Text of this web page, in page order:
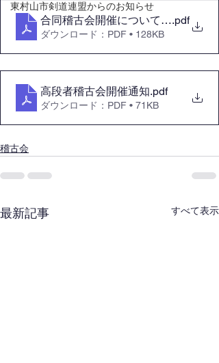
東村山市剣道連盟からのお知らせ
合同稽古会開催について2025.3
.pdf
ダウンロード：PDF • 128KB
高段者稽古会開催通知.pdf
ダウンロード：PDF • 71KB
稽古会
最新記事 すべて表示